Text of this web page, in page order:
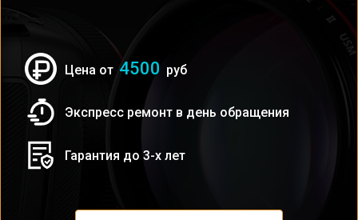
Цена от 4500 руб
Экспресс ремонт в день обращения
Гарантия до 3-х лет